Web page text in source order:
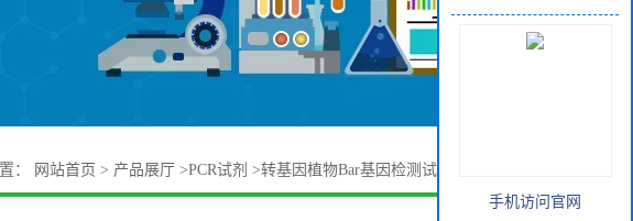
： 网站首页 > 产品展厅 >PCR试剂 >转基因植物Bar基因检测试剂盒(荧光PCR法)
手机访问官网